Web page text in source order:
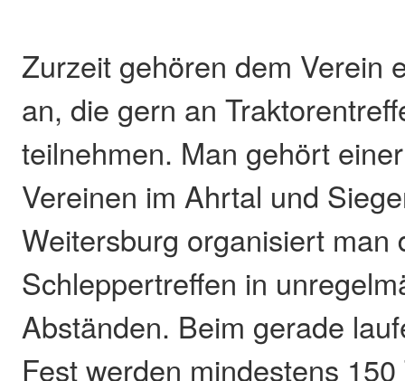
Zurzeit gehören dem Verein
an, die gern an
teilnehmen. Man gehört
Vereinen im Ahrtal und
Weitersburg organisiert man
Schleppertreffen in
Abständen. Beim gerade
Fest werden mindestens